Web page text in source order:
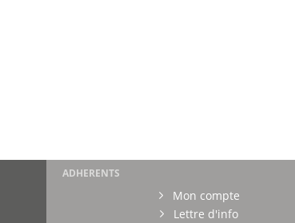
ADHERENTS
Mon compte
Lettre d'info